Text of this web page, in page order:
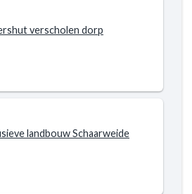
verscholen dorp
landbouw Schaarweide